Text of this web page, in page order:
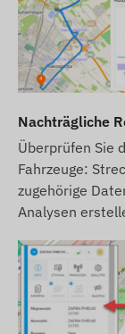
gezeigten
Recht auf
eventueller
Nachträgliche
Überprüfen Sie
Fahrzeuge:
zugehörige
Analysen